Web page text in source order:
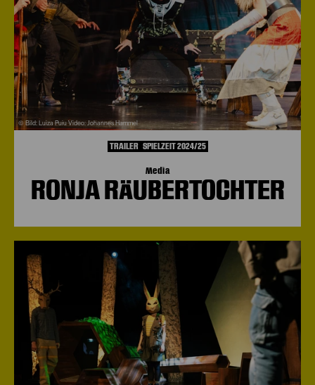
© Bild: Luiza Puiu Video: Johannes Hammel
Media
RONJA RÄUBERTOCHTER
TRAILER SPIELZEIT 2024/25